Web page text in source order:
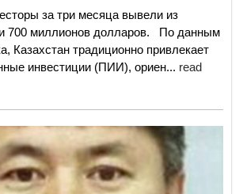
за три месяца вывели из
миллионов долларов. По данным
Казахстан традиционно привлекает
инвестиции (ПИИ), ориен... read